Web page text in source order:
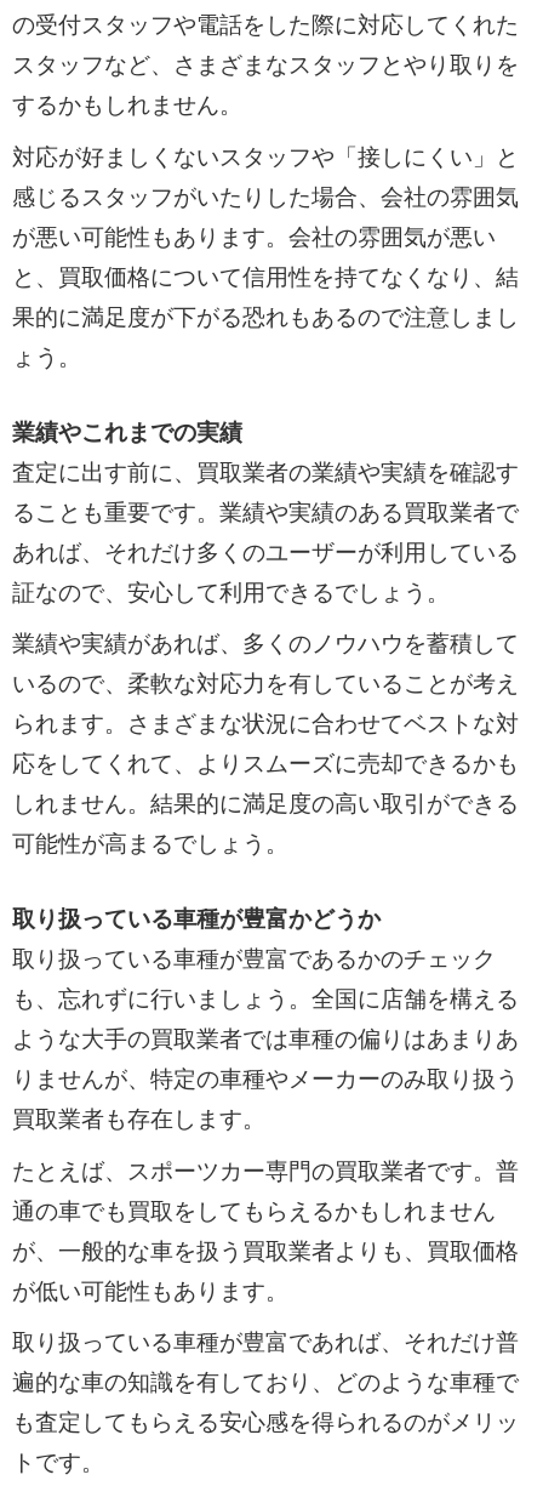
の受付スタッフや電話をした際に対応してくれた
スタッフなど、さまざまなスタッフとやり取りを
するかもしれません。
対応が好ましくないスタッフや「接しにくい」と
感じるスタッフがいたりした場合、会社の雰囲気
が悪い可能性もあります。会社の雰囲気が悪い
と、買取価格について信用性を持てなくなり、結
果的に満足度が下がる恐れもあるので注意しまし
ょう。
業績やこれまでの実績
査定に出す前に、買取業者の業績や実績を確認す
ることも重要です。業績や実績のある買取業者で
あれば、それだけ多くのユーザーが利用している
証なので、安心して利用できるでしょう。
業績や実績があれば、多くのノウハウを蓄積して
いるので、柔軟な対応力を有していることが考え
られます。さまざまな状況に合わせてベストな対
応をしてくれて、よりスムーズに売却できるかも
しれません。結果的に満足度の高い取引ができる
可能性が高まるでしょう。
取り扱っている車種が豊富かどうか
取り扱っている車種が豊富であるかのチェック
も、忘れずに行いましょう。全国に店舗を構える
ような大手の買取業者では車種の偏りはあまりあ
りませんが、特定の車種やメーカーのみ取り扱う
買取業者も存在します。
たとえば、スポーツカー専門の買取業者です。普
通の車でも買取をしてもらえるかもしれません
が、一般的な車を扱う買取業者よりも、買取価格
が低い可能性もあります。
取り扱っている車種が豊富であれば、それだけ普
遍的な車の知識を有しており、どのような車種で
も査定してもらえる安心感を得られるのがメリッ
トです。